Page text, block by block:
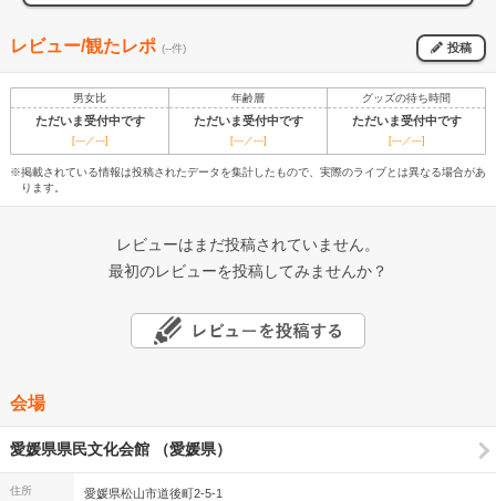
レビュー/観たレポ (--件) 投稿
男女比 年齢層 グッズの待ち時間
ただいま受付中です ただいま受付中です ただいま受付中です
[---／---] [---／---] [---／---]
※掲載されている情報は投稿されたデータを集計したもので、実際のライブとは異なる場合があ
ります。
レビューはまだ投稿されていません。
最初のレビューを投稿してみませんか？
会場
愛媛県県民文化会館 （愛媛県）
住所 愛媛県松山市道後町2-5-1